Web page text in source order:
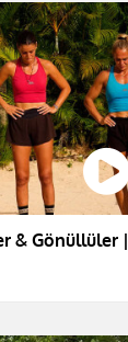
& Gönüllüler |